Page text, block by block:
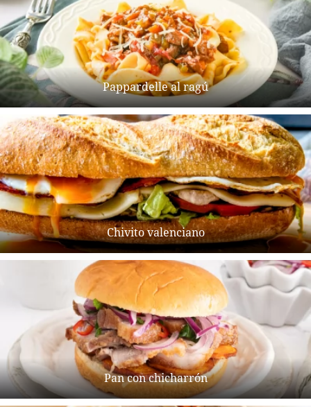
Pappardelle al ragú
Chivito valenciano
Pan con chicharrón